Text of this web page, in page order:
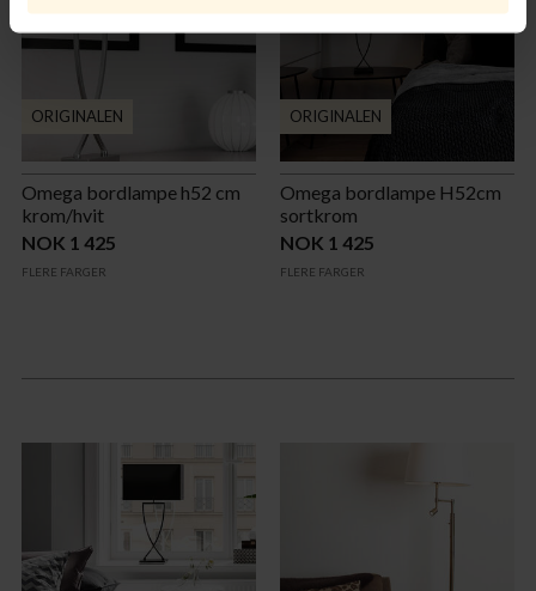
ORIGINALEN
Omega bordlampe h52 cm
krom/hvit
NOK 1 425
FLERE FARGER
ORIGINALEN
Omega bordlampe H52cm
sortkrom
NOK 1 425
FLERE FARGER